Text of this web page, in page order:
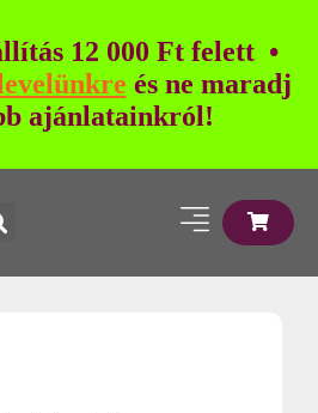
12 000 Ft felett •
és ne maradj
ajánlatainkról!